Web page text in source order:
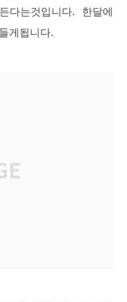
는것입니다. 한달에
게됩니다.